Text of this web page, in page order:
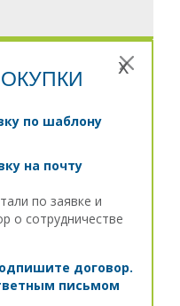
x
по шаблону
на почту
по заявке и
о сотрудничестве
договор.
письмом